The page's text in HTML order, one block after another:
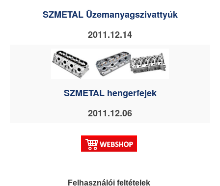
SZMETAL Üzemanyagszivattyúk
2011.12.14
SZMETAL hengerfejek
2011.12.06
Felhasználói feltételek